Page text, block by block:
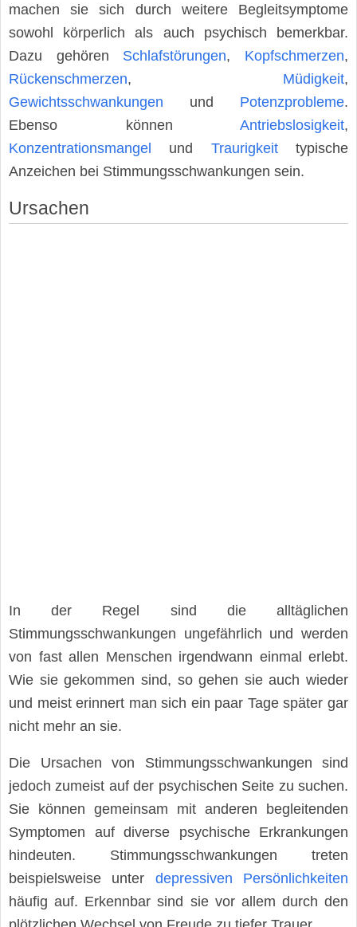
machen sie sich durch weitere Begleitsymptome
sowohl körperlich als auch psychisch bemerkbar.
Dazu gehören Schlafstörungen, Kopfschmerzen,
Rückenschmerzen, Müdigkeit,
Gewichtsschwankungen und Potenzprobleme.
Ebenso können Antriebslosigkeit,
Konzentrationsmangel und Traurigkeittypische
Anzeichen bei Stimmungsschwankungen sein.
Ursachen
In der Regel sind die alltäglichen
Stimmungsschwankungen ungefährlich und werden
von fast allen Menschen irgendwann einmal erlebt.
Wie sie gekommen sind, so gehen sie auch wieder
und meist erinnert man sich ein paar Tage später gar
nicht mehr an sie.
Die Ursachen von Stimmungsschwankungen sind
jedoch zumeist auf der psychischen Seite zu suchen.
Sie können gemeinsam mit anderen begleitenden
Symptomen auf diverse psychische Erkrankungen
hindeuten. Stimmungsschwankungen treten
beispielsweise unter depressiven Persönlichkeiten
häufig auf. Erkennbar sind sie vor allem durch den